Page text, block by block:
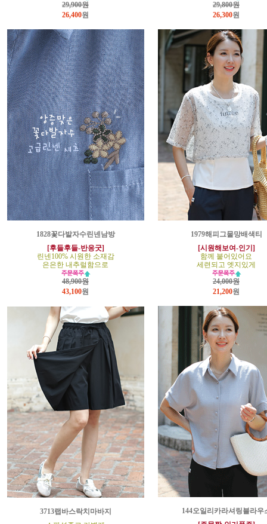
29,900원
26,400원
29,800원
26,300원
1828꽃다발자수린넨남방
[후들후들-반응굿]
린넨100% 시원한 소재감
은은한 내추럴함으로
48,900원
43,100원
1979해피그물망배색티
[시원해보여-인기]
함께 붙어있어요
세련되고 엣지있게
24,000원
21,200원
3713랩바스락치마바지
144오일리카라셔링블라우